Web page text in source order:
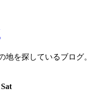
地を探しているブログ。
Sat